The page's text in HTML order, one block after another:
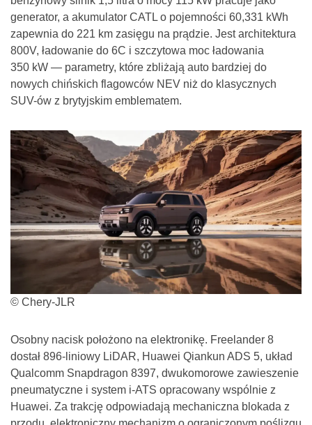
generator, a akumulator CATL o pojemności 60,331 kWh
zapewnia do 221 km zasięgu na prądzie. Jest architektura
800V, ładowanie do 6C i szczytowa moc ładowania
350 kW — parametry, które zbliżają auto bardziej do
nowych chińskich flagowców NEV niż do klasycznych
SUV-ów z brytyjskim emblematem.
© Chery-JLR
Osobny nacisk położono na elektronikę. Freelander 8
dostał 896-liniowy LiDAR, Huawei Qiankun ADS 5, układ
Qualcomm Snapdragon 8397, dwukomorowe zawieszenie
pneumatyczne i system i-ATS opracowany wspólnie z
Huawei. Za trakcję odpowiadają mechaniczna blokada z